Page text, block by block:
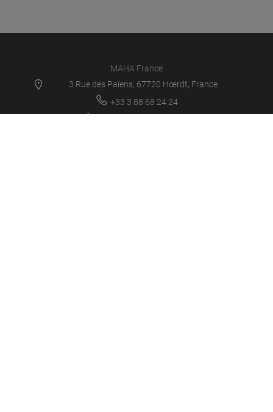
MAHA France
3 Rue des Païens, 67720 Hœrdt, France
+33 3 88 68 24 24